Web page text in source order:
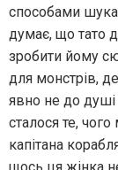
способами
думає, що тато
зробити йому
для монстрів,
явно не до душі
сталося те,
капітана